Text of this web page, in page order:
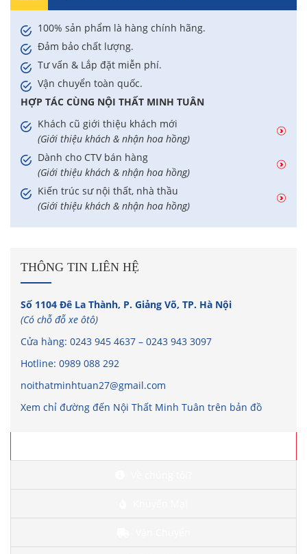
100% sản phẩm là hàng chính hãng.
Đảm bảo chất lượng.
Tư vấn & Lắp đặt miễn phí.
Vận chuyển toàn quốc.
HỢP TÁC CÙNG NỘI THẤT MINH TUÂN
Khách cũ giới thiệu khách mới
(Giới thiệu khách & nhận hoa hồng)
Dành cho CTV bán hàng
(Giới thiệu khách & nhận hoa hồng)
Kiến trúc sư nội thất, nhà thầu
(Giới thiệu khách & nhận hoa hồng)
THÔNG TIN LIÊN HỆ
Số 1104 Đê La Thành, P. Giảng Võ, TP. Hà Nội
(Có chỗ đỗ xe ôtô)
Cửa hàng: 0243 945 4637 – 0243 943 3097
Hotline: 0989 088 292
noithatminhtuan27@gmail.com
Xem chỉ đường đến Nội Thất Minh Tuân trên bản đồ